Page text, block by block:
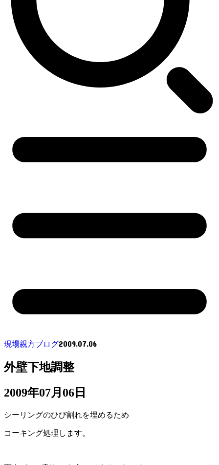
現場親方ブログ2009.07.06
外壁下地調整
2009年07月06日
シーリングのひび割れを埋めるため
コーキング処理します。